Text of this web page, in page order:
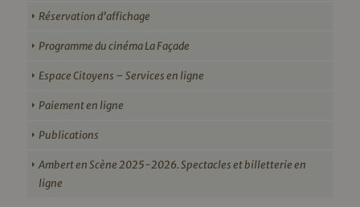
Réservation d’affichage
Programme du cinéma La Façade
Espace Citoyens – Services en ligne
Paiement en ligne
Publications
Ambert en Scène 2025-2026. Spectacles et billetterie en
ligne